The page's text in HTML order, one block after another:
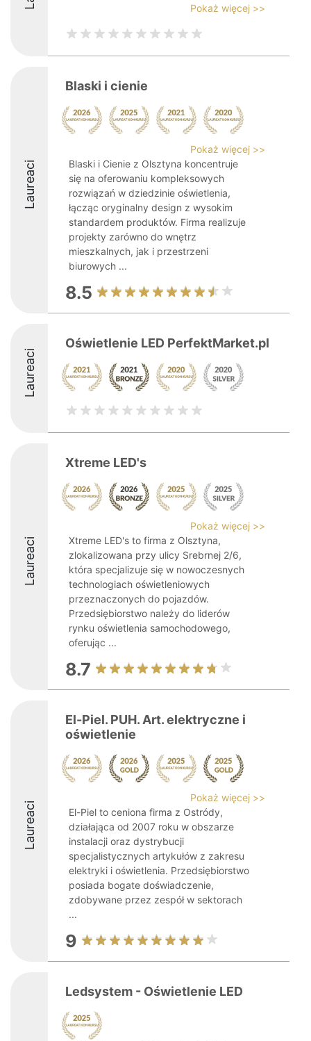
Pokaż więcej >>
Laureaci
Blaski i cienie
Pokaż więcej >>
Blaski i Cienie z Olsztyna koncentruje
się na oferowaniu kompleksowych
rozwiązań w dziedzinie oświetlenia,
łącząc oryginalny design z wysokim
standardem produktów. Firma realizuje
projekty zarówno do wnętrz
mieszkalnych, jak i przestrzeni
biurowych ...
8.5
Laureaci
Oświetlenie LED PerfektMarket.pl
Laureaci
Xtreme LED's
Pokaż więcej >>
Xtreme LED's to firma z Olsztyna,
zlokalizowana przy ulicy Srebrnej 2/6,
która specjalizuje się w nowoczesnych
technologiach oświetleniowych
przeznaczonych do pojazdów.
Przedsiębiorstwo należy do liderów
rynku oświetlenia samochodowego,
oferując ...
8.7
Laureaci
El-Piel. PUH. Art. elektryczne i
oświetlenie
Pokaż więcej >>
El-Piel to ceniona firma z Ostródy,
działająca od 2007 roku w obszarze
instalacji oraz dystrybucji
specjalistycznych artykułów z zakresu
elektryki i oświetlenia. Przedsiębiorstwo
posiada bogate doświadczenie,
zdobywane przez zespół w sektorach
...
9
Ledsystem - Oświetlenie LED